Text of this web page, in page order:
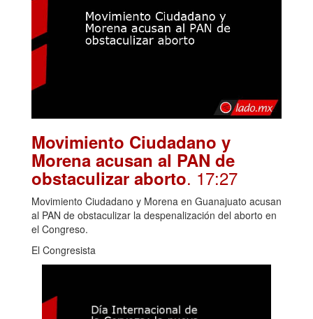
Movimiento Ciudadano y
Morena acusan al PAN de
obstaculizar aborto. 17:27
Movimiento Ciudadano y Morena en Guanajuato acusan
al PAN de obstaculizar la despenalización del aborto en
el Congreso.
El Congresista